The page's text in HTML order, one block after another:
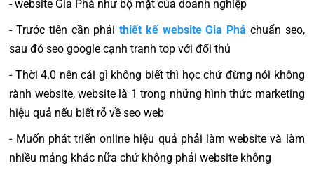
- website Gia Phả như bộ mặt của doanh nghiệp
- Trước tiên cần phảithiết kế website Gia Phả chuẩn seo,
sau đó seo google cạnh tranh top với đối thủ
- Thời 4.0 nên cái gì không biết thì học chứ đừng nói không
rành website, website là 1 trong những hình thức marketing
hiệu quả nếu biết rõ về seo web
- Muốn phát triển online hiệu quả phải làm website và làm
nhiều mảng khác nữa chứ không phải website không